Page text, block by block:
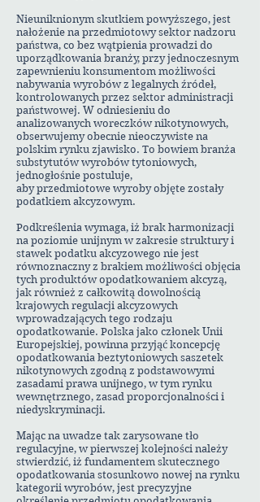
Nieuniknionym skutkiem powyższego, jest
nałożenie na przedmiotowy sektor nadzoru
państwa, co bez wątpienia prowadzi do
uporządkowania branży, przy jednoczesnym
zapewnieniu konsumentom możliwości
nabywania wyrobów z legalnych źródeł,
kontrolowanych przez sektor administracji
państwowej. W odniesieniu do
analizowanych woreczków nikotynowych,
obserwujemy obecnie nieoczywiste na
polskim rynku zjawisko. To bowiem branża
substytutów wyrobów tytoniowych,
jednogłośnie postuluje,
aby przedmiotowe wyroby objęte zostały
podatkiem akcyzowym.
Podkreślenia wymaga, iż brak harmonizacji
na poziomie unijnym w zakresie struktury i
stawek podatku akcyzowego nie jest
równoznaczny z brakiem możliwości objęcia
tych produktów opodatkowaniem akcyzą,
jak również z całkowitą dowolnością
krajowych regulacji akcyzowych
wprowadzających tego rodzaju
opodatkowanie. Polska jako członek Unii
Europejskiej, powinna przyjąć koncepcję
opodatkowania beztytoniowych saszetek
nikotynowych zgodną z podstawowymi
zasadami prawa unijnego, w tym rynku
wewnętrznego, zasad proporcjonalności i
niedyskryminacji.
Mając na uwadze tak zarysowane tło
regulacyjne, w pierwszej kolejności należy
stwierdzić, iż fundamentem skutecznego
opodatkowania stosunkowo nowej na rynku
kategorii wyrobów, jest precyzyjne